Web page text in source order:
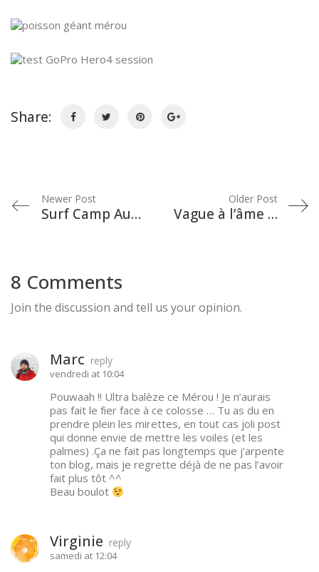
Share:
Newer Post
Surf Camp Australia : Surf, eat, sleep, repeat !
Older Post
Vague à l’âme en voyage à Port Douglas
8 Comments
Join the discussion and tell us your opinion.
Marc reply
vendredi at 10:04
Pouwaah !! Ultra balèze ce Mérou ! Je n’aurais
pas fait le fier face à ce colosse … Tu as du en
prendre plein les mirettes, en tout cas joli post
qui donne envie de mettre les voiles (et les
palmes) .Ça ne fait pas longtemps que j’arpente
ton blog, mais je regrette déjà de ne pas l’avoir
fait plus tôt ^^
Beau boulot
Virginie reply
samedi at 12:04